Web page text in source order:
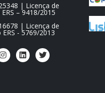
| Licença de
– 9418/2015
| Licença de
- 5769/2013